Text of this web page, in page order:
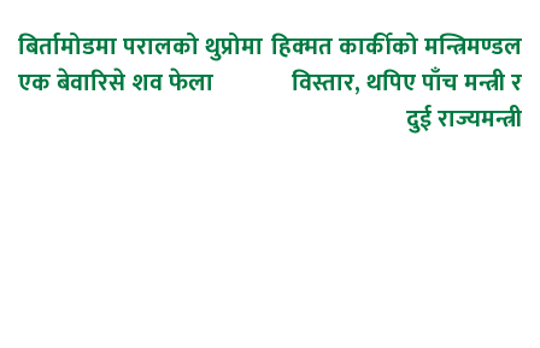
Post
navigation
बिर्तामोडमा परालको थुप्रोमा
एक बेवारिसे शव फेला
हिक्मत कार्कीको मन्त्रिमण्डल
विस्तार, थपिए पाँच मन्त्री र
दुई राज्यमन्त्री